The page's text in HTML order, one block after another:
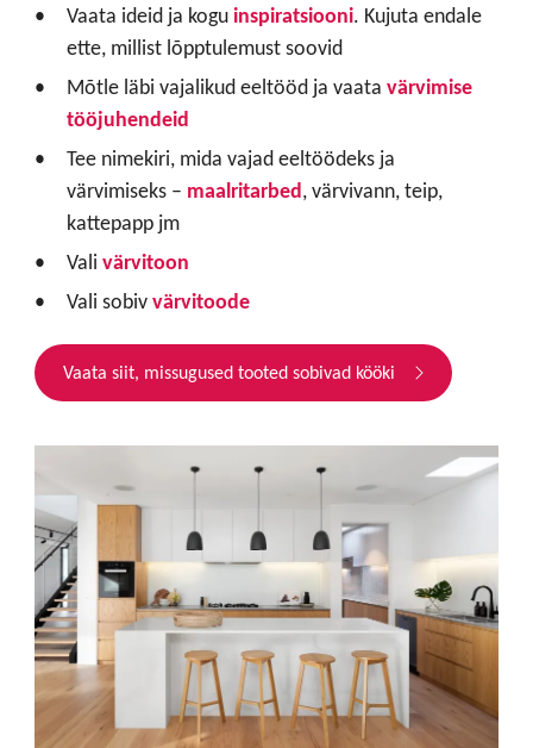
Vaata ideid ja koguinspiratsiooni. Kujuta endale
ette, millist lõpptulemust soovid
Mõtle läbi vajalikud eeltööd ja vaata värvimise
tööjuhendeid
Tee nimekiri, mida vajad eeltöödeks ja
värvimiseks – maalritarbed, värvivann, teip,
kattepapp jm
Vali värvitoon
Vali sobivvärvitoode
Vaata siit, missugused tooted sobivad kööki